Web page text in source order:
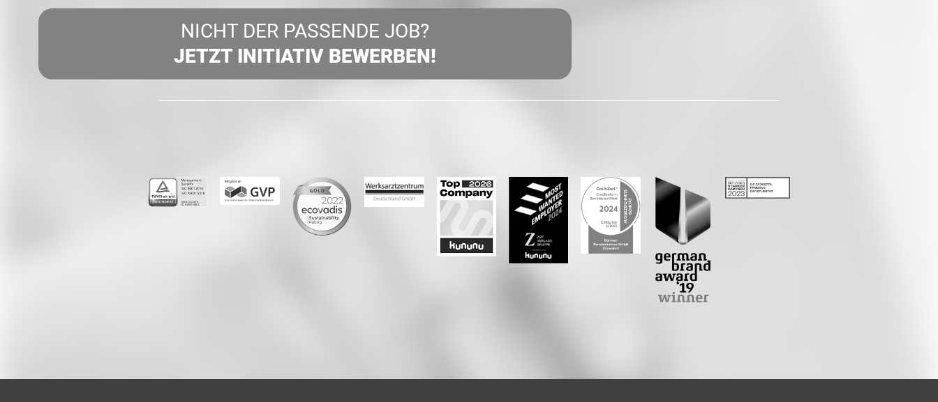
NICHT DER PASSENDE JOB?
JETZT INITIATIV BEWERBEN!